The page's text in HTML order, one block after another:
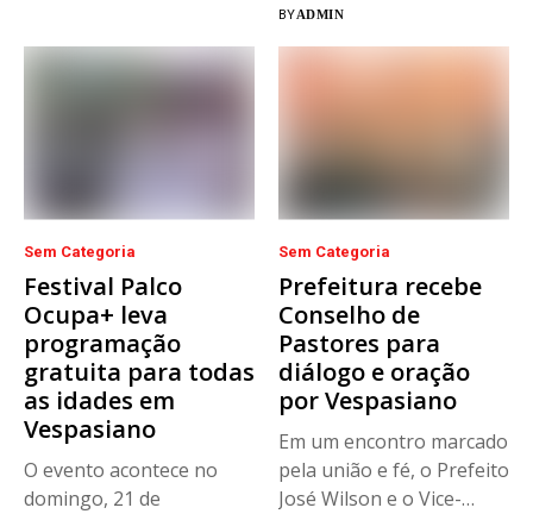
BYADMIN
Sem Categoria
Festival Palco
Ocupa+ leva
programação
gratuita para todas
as idades em
Vespasiano
O evento acontece no
domingo, 21 de
Sem Categoria
Prefeitura recebe
Conselho de
Pastores para
diálogo e oração
por Vespasiano
Em um encontro marcado
pela união e fé, o Prefeito
José Wilson e o Vice-